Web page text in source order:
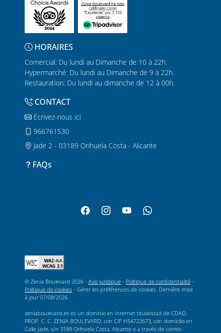
HORAIRES
Comercial: Du lundi au Dimanche de 10 à 22h.
Hypermarché: Du lundi au Dimanche de 9 à 22h.
Restauration: Du lundi au dimanche de 12 à 00h.
CONTACT
Écrivez-nous ici
966761530
Jade 2 - 03189 Orihuela Costa - Alicante
FAQs
© Zenia Boulevard 2026 - Avis juridique - Politique de confidentialité -
Politique de cookies - Gérer les préférences de cookies . Dernière mise
à jour 07/08/2026
zeniaboulevard.es es un dominio en Internet titularidad de CDAD.
PROP. C. C. ZENIA BOULEVARD, con CIF H54722673, con domicilio en
Calle Jade, s/n 3189 Orihuela Costa, Alicante o a través de correo